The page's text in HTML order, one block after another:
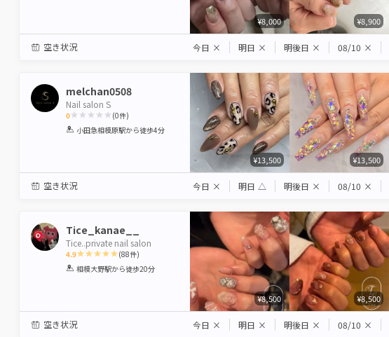
¥8,000 ¥8,900
空き状況 今日 × 明日 × 明後日 × 08/10 ×
melchan0508
Nail salon S
0
1 2 3 4 5
(0件)
小田急相模原駅から徒歩4分
¥13,500 ¥13,500
空き状況 今日 × 明日 △ 明後日 × 08/10 ×
Tice_kanae__
Tice..private nail salon
4.9
1 2 3 4 5
(88件)
相模大野駅から徒歩20分
¥8,500 ¥8,500
空き状況 今日 × 明日 × 明後日 × 08/10 ×